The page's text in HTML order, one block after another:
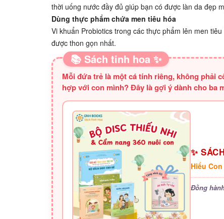
thời uống nước đầy đủ giúp bạn có được làn da đẹp
Dùng thực phẩm chứa men tiêu hóa
Vi khuẩn Probiotics trong các thực phẩm lên men
được thon gọn nhất.
📚 Sách tinh hoa ✨
Mỗi đứa trẻ là một cá tính riêng, không phải
hợp với con mình? Đây là gợi ý dành cho ba
✨
Hiểu
Đồng